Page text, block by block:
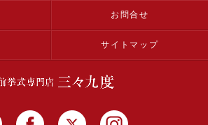
お問合せ
サイトマップ